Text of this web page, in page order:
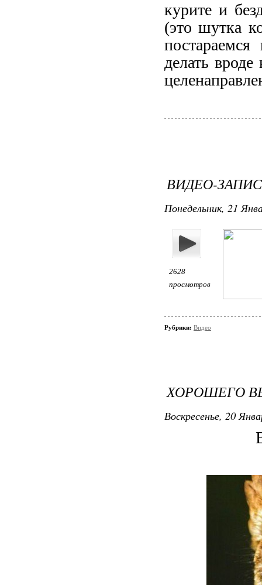
курите и
(это шутка
делать
ВИДЕО-
Понедельник, 21
2628
просмотров
Рубрики: Видео
ХОРОШЕГО
Воскресенье, 20